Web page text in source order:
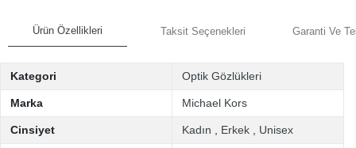
Ürün Özellikleri Taksit Seçenekleri Garanti Ve
Kategori Optik Gözlükleri
Marka Michael Kors
Cinsiyet Kadın Erkek Unisex